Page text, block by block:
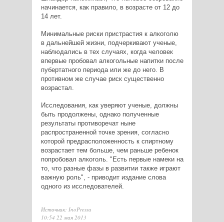
начинается, как правило, в возрасте от 12 до
14 лет.
Минимальные риски пристрастия к алкоголю
в дальнейшей жизни, подчеркивают ученые,
наблюдались в тех случаях, когда человек
впервые пробовал алкогольные напитки после
пубертатного периода или же до него. В
противном же случае риск существенно
возрастал.
Исследования, как уверяют ученые, должны
быть продолжены, однако полученные
результаты противоречат ныне
распространенной точке зрения, согласно
которой предрасположенность к спиртному
возрастает тем больше, чем раньше ребенок
попробовал алкоголь. "Есть первые намеки на
то, что разные фазы в развитии также играют
важную роль", - приводит издание слова
одного из исследователей.
Источник: InoPressa
10:54 22 мая 2013